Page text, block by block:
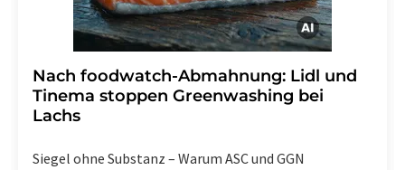
Nach foodwatch-Abmahnung: Lidl und
Tinema stoppen Greenwashing bei
Lachs
Siegel ohne Substanz – Warum ASC und GGN